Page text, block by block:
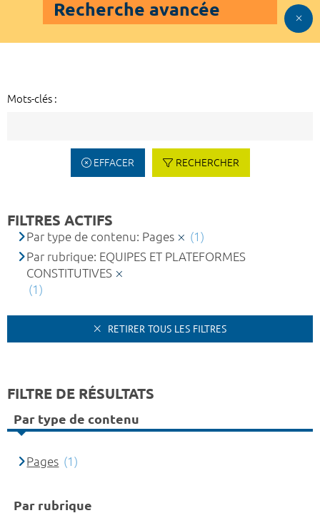
Recherche avancée
Mots-clés :
EFFACER RECHERCHER
FILTRES ACTIFS
Par type de contenu: Pages
(1)
Par rubrique: EQUIPES ET PLATEFORMES
CONSTITUTIVES
(1)
RETIRER TOUS LES FILTRES
FILTRE DE RÉSULTATS
Par type de contenu
Pages (1)
Par rubrique